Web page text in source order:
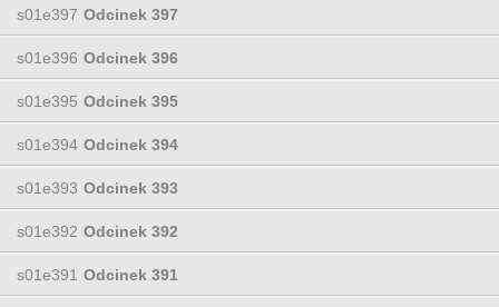
s01e397 Odcinek 397
s01e396 Odcinek 396
s01e395 Odcinek 395
s01e394 Odcinek 394
s01e393 Odcinek 393
s01e392 Odcinek 392
s01e391 Odcinek 391